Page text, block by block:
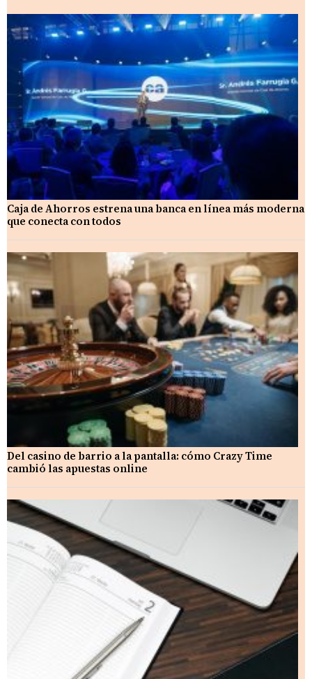
Caja de Ahorros estrena una banca en línea más moderna
que conecta con todos
Del casino de barrio a la pantalla: cómo Crazy Time
cambió las apuestas online